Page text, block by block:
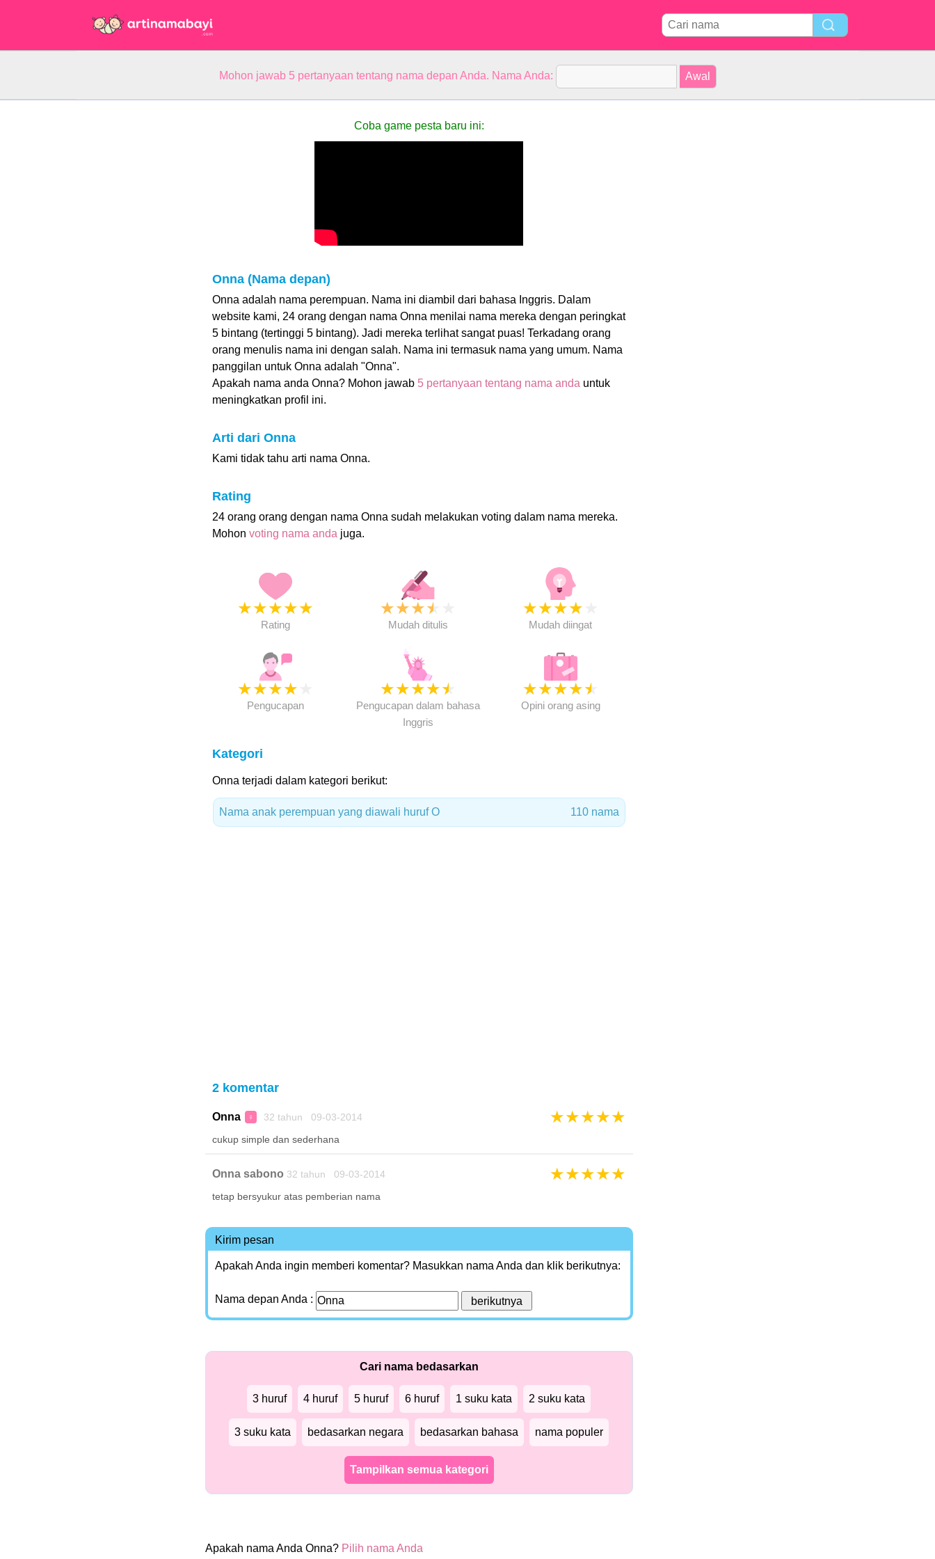
Mohon jawab 5 pertanyaan tentang nama depan Anda. Nama Anda:
Coba game pesta baru ini:
Onna (Nama depan)
Onna adalah nama perempuan. Nama ini diambil dari bahasa Inggris. Dalam
website kami, 24 orang dengan nama Onna menilai nama mereka dengan peringkat
5 bintang (tertinggi 5 bintang). Jadi mereka terlihat sangat puas! Terkadang orang
orang menulis nama ini dengan salah. Nama ini termasuk nama yang umum. Nama
panggilan untuk Onna adalah "Onna".
Apakah nama anda Onna? Mohon jawab 5 pertanyaan tentang nama anda untuk
meningkatkan profil ini.
Arti dari Onna
Kami tidak tahu arti nama Onna.
Rating
24 orang orang dengan nama Onna sudah melakukan voting dalam nama mereka.
Mohon voting nama anda juga.
★★★★★
Rating
★★★★
Mudah ditulis
★★★★
Mudah diingat
★★★★
Pengucapan
★★★★★
Pengucapan dalam bahasa
Inggris
★★★★★
Opini orang asing
Kategori
Onna terjadi dalam kategori berikut:
Nama anak perempuan yang diawali huruf O 110 nama
2 komentar
Onna ♀ 32 tahun 09-03-2014 ★★★★★
cukup simple dan sederhana
Onna sabono 32 tahun 09-03-2014 ★★★★★
tetap bersyukur atas pemberian nama
Kirim pesan
Apakah Anda ingin memberi komentar? Masukkan nama Anda dan klik berikutnya:
Nama depan Anda :
Cari nama bedasarkan
3 huruf 4 huruf 5 huruf 6 huruf 1 suku kata 2 suku kata
3 suku kata bedasarkan negara bedasarkan bahasa nama populer
Tampilkan semua kategori
Apakah nama Anda Onna? Pilih nama Anda